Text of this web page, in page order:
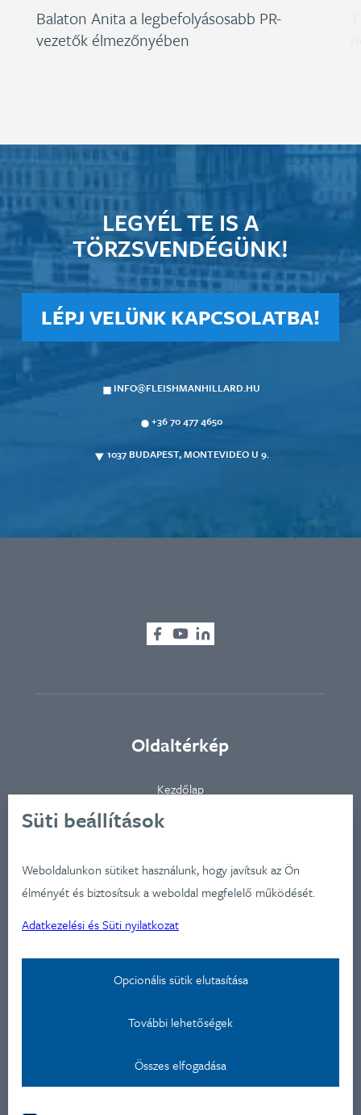
Süti beállítások
Weboldalunkon sütiket használunk, hogy javítsuk az Ön
élményét és biztosítsuk a weboldal megfelelő működését.
Adatkezelési és Süti nyilatkozat
Opcionális sütik elutasítása
További lehetőségek
Összes elfogadása
Balaton Anita a legbefolyásosabb PR-
vezetők élmezőnyében
LEGYÉL TE IS A
TÖRZSVENDÉGÜNK!
LÉPJ VELÜNK KAPCSOLATBA!
INFO@FLEISHMANHILLARD.HU
+36 70 477 4650
1037 BUDAPEST, MONTEVIDEO U 9.
Oldaltérkép
Kapcsolat
Kezdőlap
Ügynökségünkről
Iparágak
Szolgátatásaink
Aktualitások
Képzéseink
Adatkezelési nyilatkozat